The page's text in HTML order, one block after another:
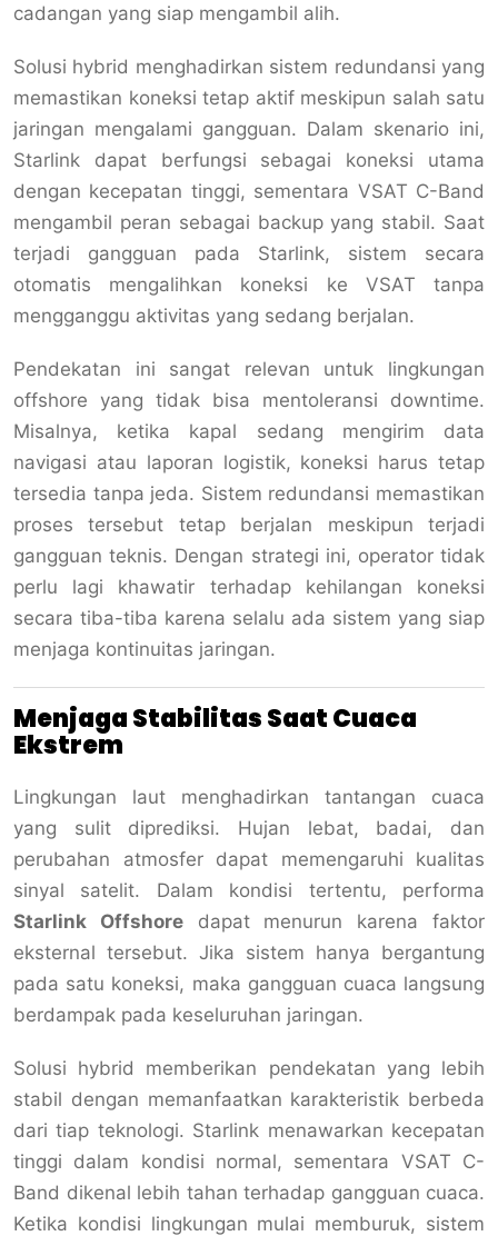
cadangan yang siap mengambil alih.
Solusi hybrid menghadirkan sistem redundansi yang
memastikan koneksi tetap aktif meskipun salah satu
jaringan mengalami gangguan. Dalam skenario ini,
Starlink dapat berfungsi sebagai koneksi utama
dengan kecepatan tinggi, sementara VSAT C-Band
mengambil peran sebagai backup yang stabil. Saat
terjadi gangguan pada Starlink, sistem secara
otomatis mengalihkan koneksi ke VSAT tanpa
mengganggu aktivitas yang sedang berjalan.
Pendekatan ini sangat relevan untuk lingkungan
offshore yang tidak bisa mentoleransi downtime.
Misalnya, ketika kapal sedang mengirim data
navigasi atau laporan logistik, koneksi harus tetap
tersedia tanpa jeda. Sistem redundansi memastikan
proses tersebut tetap berjalan meskipun terjadi
gangguan teknis. Dengan strategi ini, operator tidak
perlu lagi khawatir terhadap kehilangan koneksi
secara tiba-tiba karena selalu ada sistem yang siap
menjaga kontinuitas jaringan.
Menjaga Stabilitas Saat Cuaca
Ekstrem
Lingkungan laut menghadirkan tantangan cuaca
yang sulit diprediksi. Hujan lebat, badai, dan
perubahan atmosfer dapat memengaruhi kualitas
sinyal satelit. Dalam kondisi tertentu, performa
Starlink Offshoredapat menurun karena faktor
eksternal tersebut. Jika sistem hanya bergantung
pada satu koneksi, maka gangguan cuaca langsung
berdampak pada keseluruhan jaringan.
Solusi hybrid memberikan pendekatan yang lebih
stabil dengan memanfaatkan karakteristik berbeda
dari tiap teknologi. Starlink menawarkan kecepatan
tinggi dalam kondisi normal, sementara VSAT C-
Band dikenal lebih tahan terhadap gangguan cuaca.
Ketika kondisi lingkungan mulai memburuk, sistem